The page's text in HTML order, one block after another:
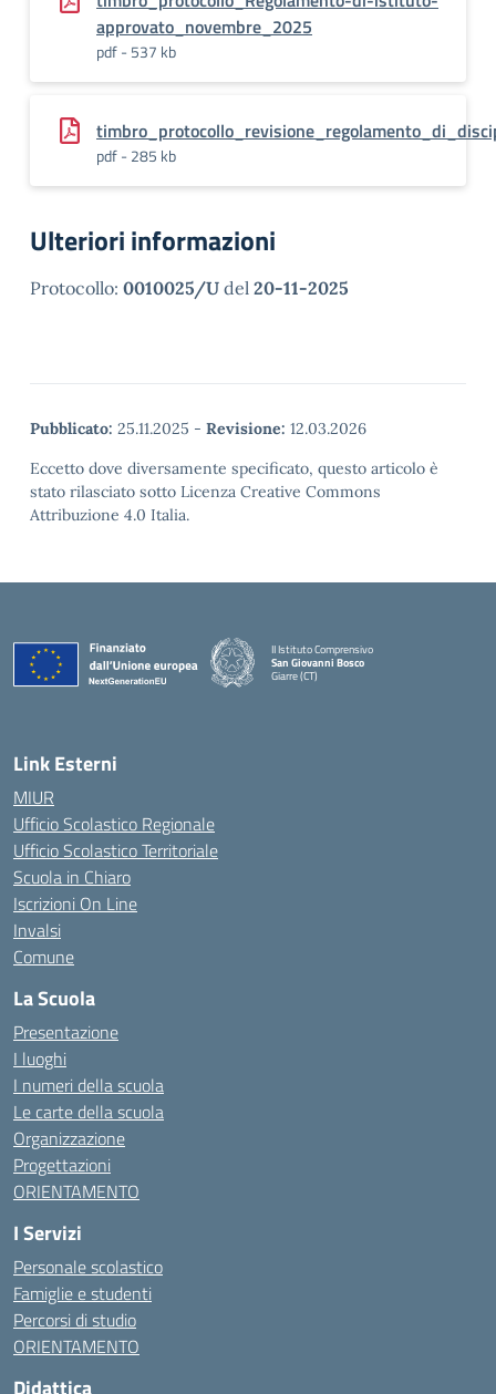
approvato_novembre_2025
pdf - 537 kb
pdf - 285 kb
Ulteriori informazioni
Protocollo: 0010025/U del 20-11-2025
Pubblicato: 25.11.2025 - Revisione: 12.03.2026
Eccetto dove diversamente specificato, questo articolo è
stato rilasciato sotto Licenza Creative Commons
Attribuzione 4.0 Italia.
II Istituto Comprensivo
San Giovanni Bosco
Giarre (CT)
Link Esterni
MIUR
Ufficio Scolastico Regionale
Ufficio Scolastico Territoriale
Scuola in Chiaro
Iscrizioni On Line
Invalsi
Comune
La Scuola
Presentazione
I luoghi
I numeri della scuola
Le carte della scuola
Organizzazione
Progettazioni
ORIENTAMENTO
I Servizi
Personale scolastico
Famiglie e studenti
Percorsi di studio
ORIENTAMENTO
Didattica